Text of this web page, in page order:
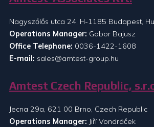
Nagyszőlős utca 24, H-1185 Budapest,
Operations Manager: Gabor Bajusz
Office Telephone: 0036-1422-1608
E-mail: sales@amtest-group.hu
Amtest Czech Republic,
Jecna 29a, 621 00 Brno, Czech Republic
Operations Manager: Jiří Vondráček